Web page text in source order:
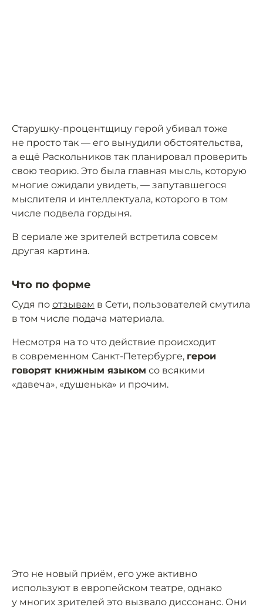
Старушку-процентщицу герой убивал тоже
не просто так — его вынудили обстоятельства,
а ещё Раскольников так планировал проверить
свою теорию. Это была главная мысль, которую
многие ожидали увидеть, — запутавшегося
мыслителя и интеллектуала, которого в том
числе подвела гордыня.
В сериале же зрителей встретила совсем
другая картина.
Что по форме
Судя по отзывам в Сети, пользователей смутила
в том числе подача материала.
Несмотря на то что действие происходит
в современном Санкт-Петербурге, герои
говорят книжным языком со всякими
«давеча», «душенька» и прочим.
Это не новый приём, его уже активно
используют в европейском театре, однако
у многих зрителей это вызвало диссонанс. Они